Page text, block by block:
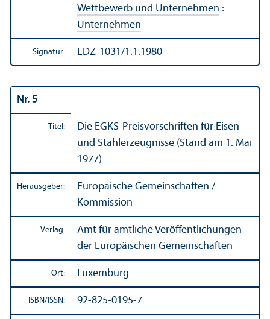
Wettbewerb und Unter­nehmen :
Unter­nehmen
Signatur: EDZ-1031/1.1.1980
Nr. 5
Titel:
Die EGKS-Preis­vorschriften für Eisen-
und Stahlerzeugnisse (Stand am 1. Mai
1977)
Herausgeber:
Europäische Gemeinschaften /
Kommission
Verlag:
Amt für amtliche Veröffentlichungen
der Europäischen Gemeinschaften
Ort: Luxemburg
ISBN/ ISSN: 92-825-0195-7